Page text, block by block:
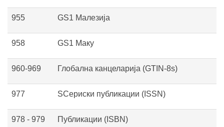
955 GS1 Малезија
958 GS1 Маку
960-969 Глобална канцеларија (GTIN-8s)
977 SСериски публикации (ISSN)
978 - 979 Публикации (ISBN)